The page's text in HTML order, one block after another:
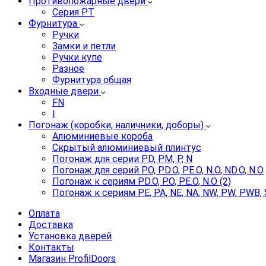
Серия PT
Фурнитура
Ручки
Замки и петли
Ручки купе
Разное
Фурнитура общая
Входные двери
FN
I
Погонаж (коробки, наличники, доборы)
Алюминиевые короба
Скрытый алюминиевый плинтус
Погонаж для серии PD, PM, P, N
Погонаж для серий P.O, PD.O, PE.O, N.O, ND.O, N.O
Погонаж к сериям PD.O, P.O, PE.O, N.O (2)
Погонаж к сериям PE, PA, NE, NA, NW, PW, PWB,
Оплата
Доставка
Установка дверей
Контакты
Магазин ProfilDoors